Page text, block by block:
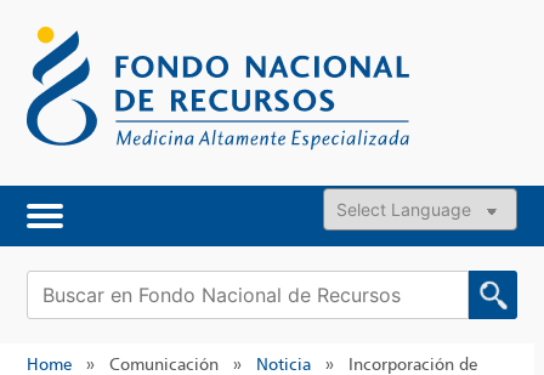
content
Powered by
Buscar:
Home » Comunicación » Noticia »
Incorporación de